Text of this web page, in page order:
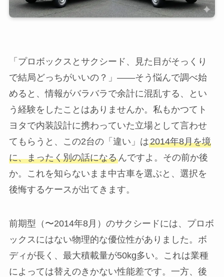
「プロボックスとサクシード、見た目がそっくり
で結局どっちがいいの？」——そう悩んで調べ始
めると、情報がバラバラで余計に混乱する、とい
う経験をしたことはありませんか。私もかつてト
ヨタで内装設計に携わっていた立場として言わせ
てもらうと、この2台の「違い」は2014年8月を境
に、まったく別の話になるんですよ。その前か後
か。これを知らないまま中古車を選ぶと、選択を
後悔するケースが出てきます。
前期型（〜2014年8月）のサクシードには、プロボ
ックスにはない物理的な優位性がありました。ボ
ディが長く、最大積載量が50kg多い。これは業種
によっては替えのきかない性能差です。一方、後